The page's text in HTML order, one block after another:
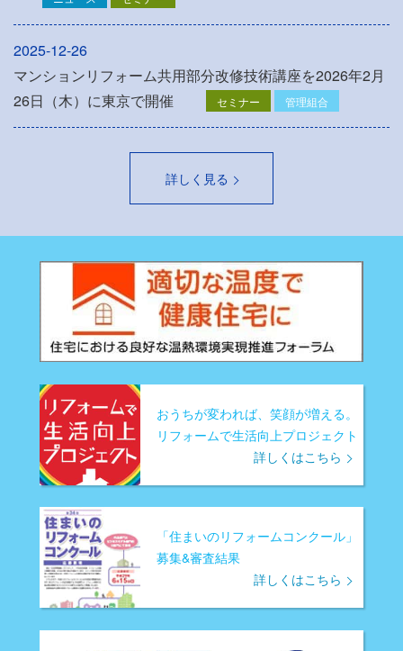
2025-12-26
マンションリフォーム共用部分改修技術講座を2026年2月
26日（木）に東京で開催
セミナー 管理組合
詳しく見る
おうちが変われば、笑顔が増える。
リフォームで生活向上プロジェクト
詳しくはこちら
「住まいのリフォームコンクール」
募集&審査結果
詳しくはこちら